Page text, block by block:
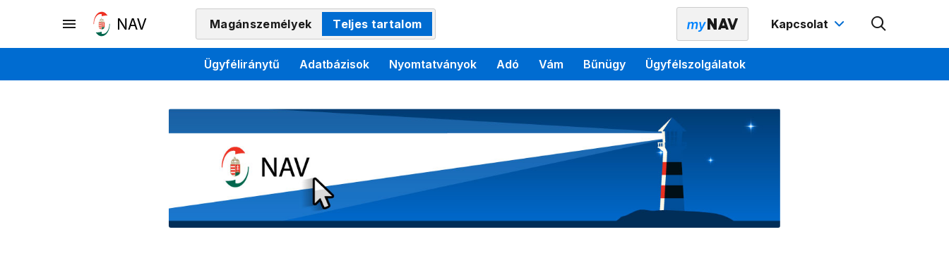
Magánszemélyek Teljes tartalom Kapcsolat
Ügyféliránytű Adatbázisok Nyomtatványok Adó Vám Bűnügy Ügyfélszolgálatok